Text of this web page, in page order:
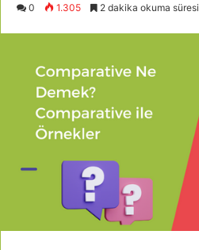
0 1.305 2 dakika okuma süresi